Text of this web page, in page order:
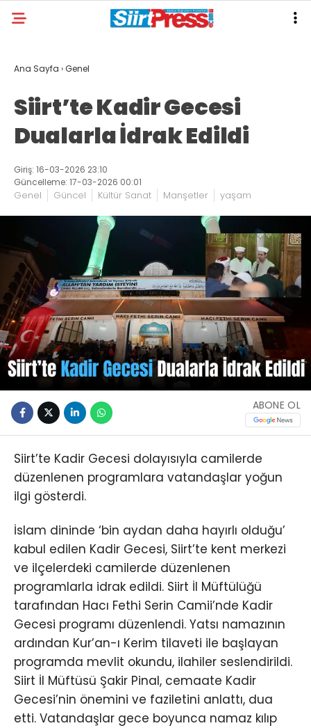
Ana Sayfa ›Genel
Siirt’te Kadir Gecesi
Dualarla İdrak Edildi
Giriş: 16-03-2026 23:10
Güncelleme: 17-03-2026 00:01
Genel Güncel Kültür Sanat Manşetler yaşam
ABONE OL
Siirt’te Kadir Gecesi dolayısıyla camilerde
düzenlenen programlara vatandaşlar yoğun
ilgi gösterdi.
İslam dininde ‘bin aydan daha hayırlı olduğu’
kabul edilen Kadir Gecesi, Siirt’te kent merkezi
ve ilçelerdeki camilerde düzenlenen
programlarla idrak edildi. Siirt İl Müftülüğü
tarafından Hacı Fethi Serin Camii’nde Kadir
Gecesi programı düzenlendi. Yatsı namazının
ardından Kur’an-ı Kerim tilaveti ile başlayan
programda mevlit okundu, ilahiler seslendirildi.
Siirt İl Müftüsü Şakir Pinal, cemaate Kadir
Gecesi’nin önemini ve faziletini anlattı, dua
etti. Vatandaşlar gece boyunca namaz kılıp